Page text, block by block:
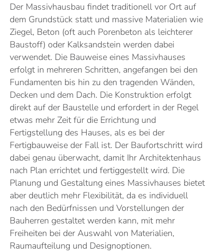
Der Massivhausbau findet traditionell vor Ort auf
dem Grundstück statt und massive Materialien wie
Ziegel, Beton (oft auch Porenbeton als leichterer
Baustoff) oder Kalksandstein werden dabei
verwendet. Die Bauweise eines Massivhauses
erfolgt in mehreren Schritten, angefangen bei den
Fundamenten bis hin zu den tragenden Wänden,
Decken und dem Dach. Die Konstruktion erfolgt
direkt auf der Baustelle und erfordert in der Regel
etwas mehr Zeit für die Errichtung und
Fertigstellung des Hauses, als es bei der
Fertigbauweise der Fall ist. Der Baufortschritt wird
dabei genau überwacht, damit Ihr Architektenhaus
nach Plan errichtet und fertiggestellt wird. Die
Planung und Gestaltung eines Massivhauses bietet
aber deutlich mehr Flexibilität, da es individuell
nach den Bedürfnissen und Vorstellungen der
Bauherren gestaltet werden kann, mit mehr
Freiheiten bei der Auswahl von Materialien,
Raumaufteilung und Designoptionen.